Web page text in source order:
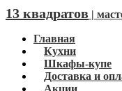
13 квадратов |
Главная
Кухни
Шкафы-купе
Доставка и
Акции